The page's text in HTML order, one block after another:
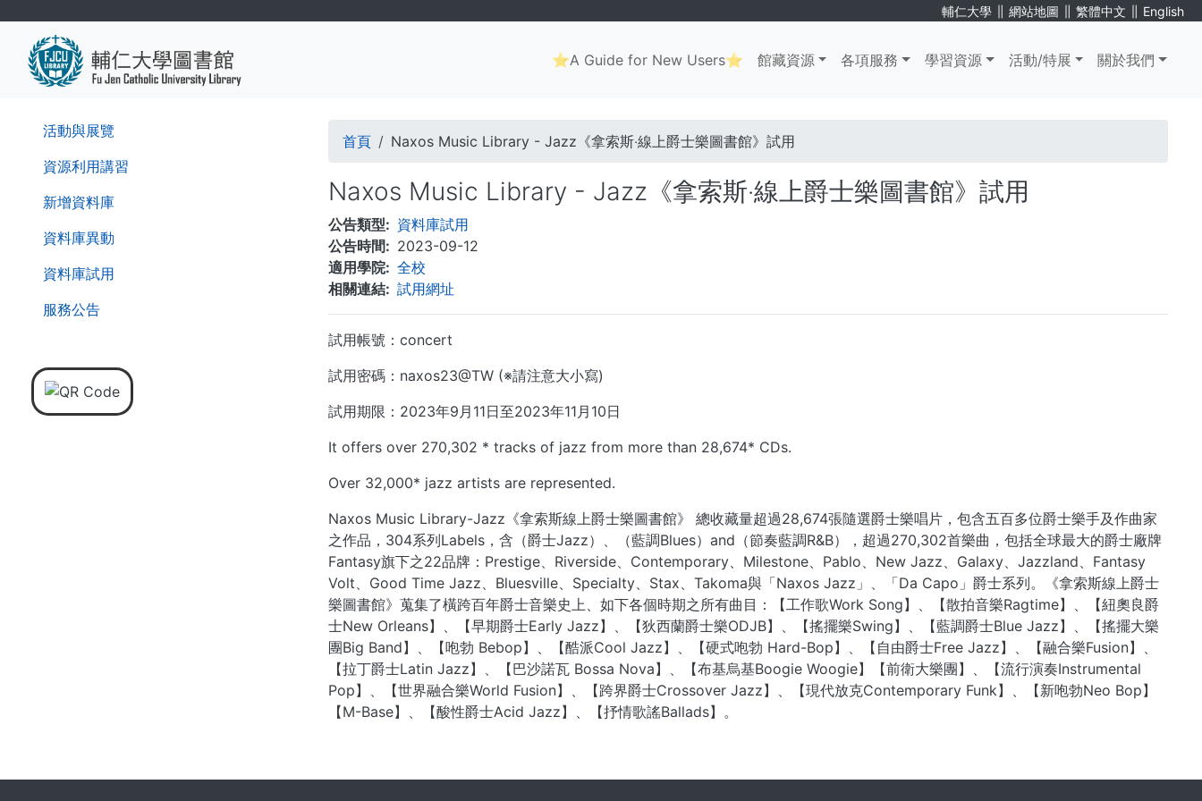
輔仁大學 ∥ 網站地圖 ∥ 繁體中文 ∥ English
Main
navigation
⭐A Guide for New Users⭐ 館藏資源 各項服務 學習資源 活動/特展 關於我們
活動與展覽
資源利用講習
新增資料庫
資料庫異動
資料庫試用
服務公告
導
連
結
首頁 Naxos Music Library - Jazz《拿索斯‧線上爵士樂圖書館》試用
Naxos Music Library - Jazz《拿索斯‧線上爵士樂圖書館》試用
公告類型
資料庫試用
公告時間
2023-09-12
適用學院
全校
相關連結
試用網址
試用帳號：concert
試用密碼：naxos23@TW (※請注意大小寫)
試用期限：2023年9月11日至2023年11月10日
It offers over 270,302 * tracks of jazz from more than 28,674* CDs.
Over 32,000* jazz artists are represented.
Naxos Music Library-Jazz《拿索斯線上爵士樂圖書館》 總收藏量超過28,674張隨選爵士樂唱片，包含五百多位爵士樂手及作曲家
之作品，304系列Labels，含（爵士Jazz）、（藍調Blues）and（節奏藍調R&B），超過270,302首樂曲，包括全球最大的爵士廠牌
Fantasy旗下之22品牌：Prestige、Riverside、Contemporary、Milestone、Pablo、New Jazz、Galaxy、Jazzland、Fantasy
Volt、Good Time Jazz、Bluesville、Specialty、Stax、Takoma與「Naxos Jazz」、「Da Capo」爵士系列。《拿索斯線上爵士
樂圖書館》蒐集了橫跨百年爵士音樂史上、如下各個時期之所有曲目：【工作歌Work Song】、【散拍音樂Ragtime】、【紐奧良爵
士New Orleans】、【早期爵士Early Jazz】、【狄西蘭爵士樂ODJB】、【搖擺樂Swing】、【藍調爵士Blue Jazz】、【搖擺大樂
團Big Band】、【咆勃 Bebop】、【酷派Cool Jazz】、【硬式咆勃 Hard-Bop】、【自由爵士Free Jazz】、【融合樂Fusion】、
【拉丁爵士Latin Jazz】、【巴沙諾瓦 Bossa Nova】、【布基烏基Boogie Woogie】【前衛大樂團】、【流行演奏Instrumental
Pop】、【世界融合樂World Fusion】、【跨界爵士Crossover Jazz】、【現代放克Contemporary Funk】、【新咆勃Neo Bop】
【M-Base】、【酸性爵士Acid Jazz】、【抒情歌謠Ballads】。